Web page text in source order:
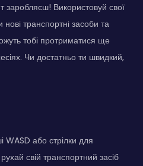
Використовуй свої
транспортні засоби та
тобі протриматися ще
Чи достатньо ти швидкий,
WASD або стрілки для
свій транспортний засіб